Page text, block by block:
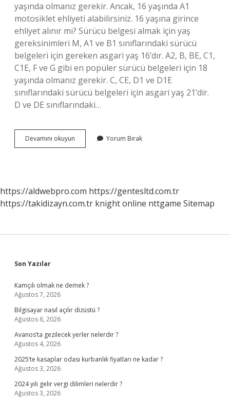
yaşında olmanız gerekir. Ancak, 16 yaşında A1
motosiklet ehliyeti alabilirsiniz. 16 yaşına girince
ehliyet alınır mı? Sürücü belgesi almak için yaş
gereksinimleri M, A1 ve B1 sınıflarındaki sürücü
belgeleri için gereken asgari yaş 16’dır. A2, B, BE, C1,
C1E, F ve G gibi en popüler sürücü belgeleri için 18
yaşında olmanız gerekir. C, CE, D1 ve D1E
sınıflarındaki sürücü belgeleri için asgari yaş 21’dir.
D ve DE sınıflarındaki…
Devamını okuyun
Ehliyet
Yorum Bırak
https://aldwebpro.com https://gentesltd.com.tr
https://takidizayn.com.tr knight online nttgame Sitemap
Sidebar
Son Yazılar
Kamçılı olmak ne demek ?
Ağustos 7, 2026
Bilgisayar nasıl açılır dizüstü ?
Ağustos 6, 2026
Avanos’ta gezilecek yerler nelerdir ?
Ağustos 4, 2026
2025’te kasaplar odası kurbanlık fiyatları ne kadar ?
Ağustos 3, 2026
2024 yılı gelir vergi dilimleri nelerdir ?
Ağustos 3, 2026